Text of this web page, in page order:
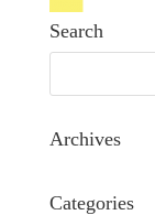
Search
Archives
Categories